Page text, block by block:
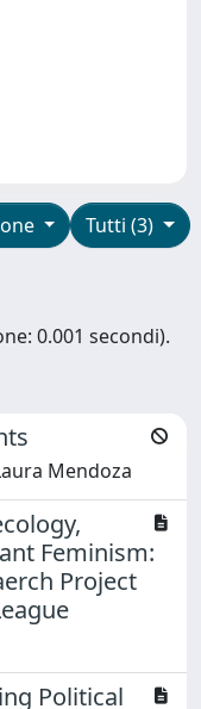
Tutti (3)
0.001 secondi).
Mendoza
Feminism:
Project
Political